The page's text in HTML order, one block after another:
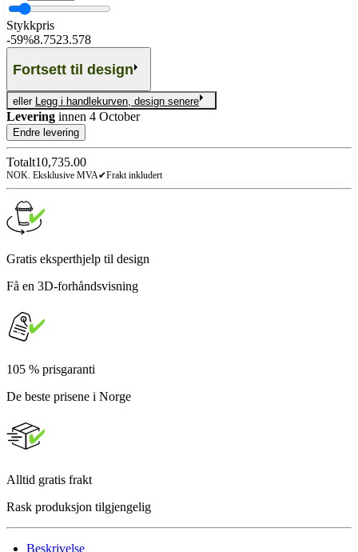
Stykkpris
-59%8.7523.578
Fortsett til design
eller Legg i handlekurven, design senere
Levering innen 4 October
Endre levering
Totalt10,735.00
NOK. Eksklusive MVA✔Frakt inkludert
Gratis eksperthjelp til design
Få en 3D-forhåndsvisning
105 % prisgaranti
De beste prisene i Norge
Alltid gratis frakt
Rask produksjon tilgjengelig
Beskrivelse